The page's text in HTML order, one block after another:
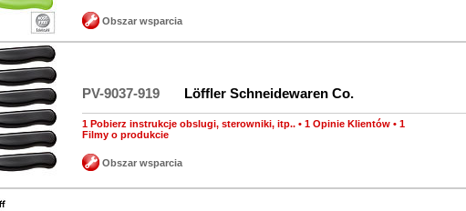
Obszar wsparcia
PV-9037-919 Löffler Schneidewaren Co.
1 Pobierz instrukcje obslugi, sterowniki, itp.. • 1 Opinie Klientów • 1
Filmy o produkcie
Obszar wsparcia